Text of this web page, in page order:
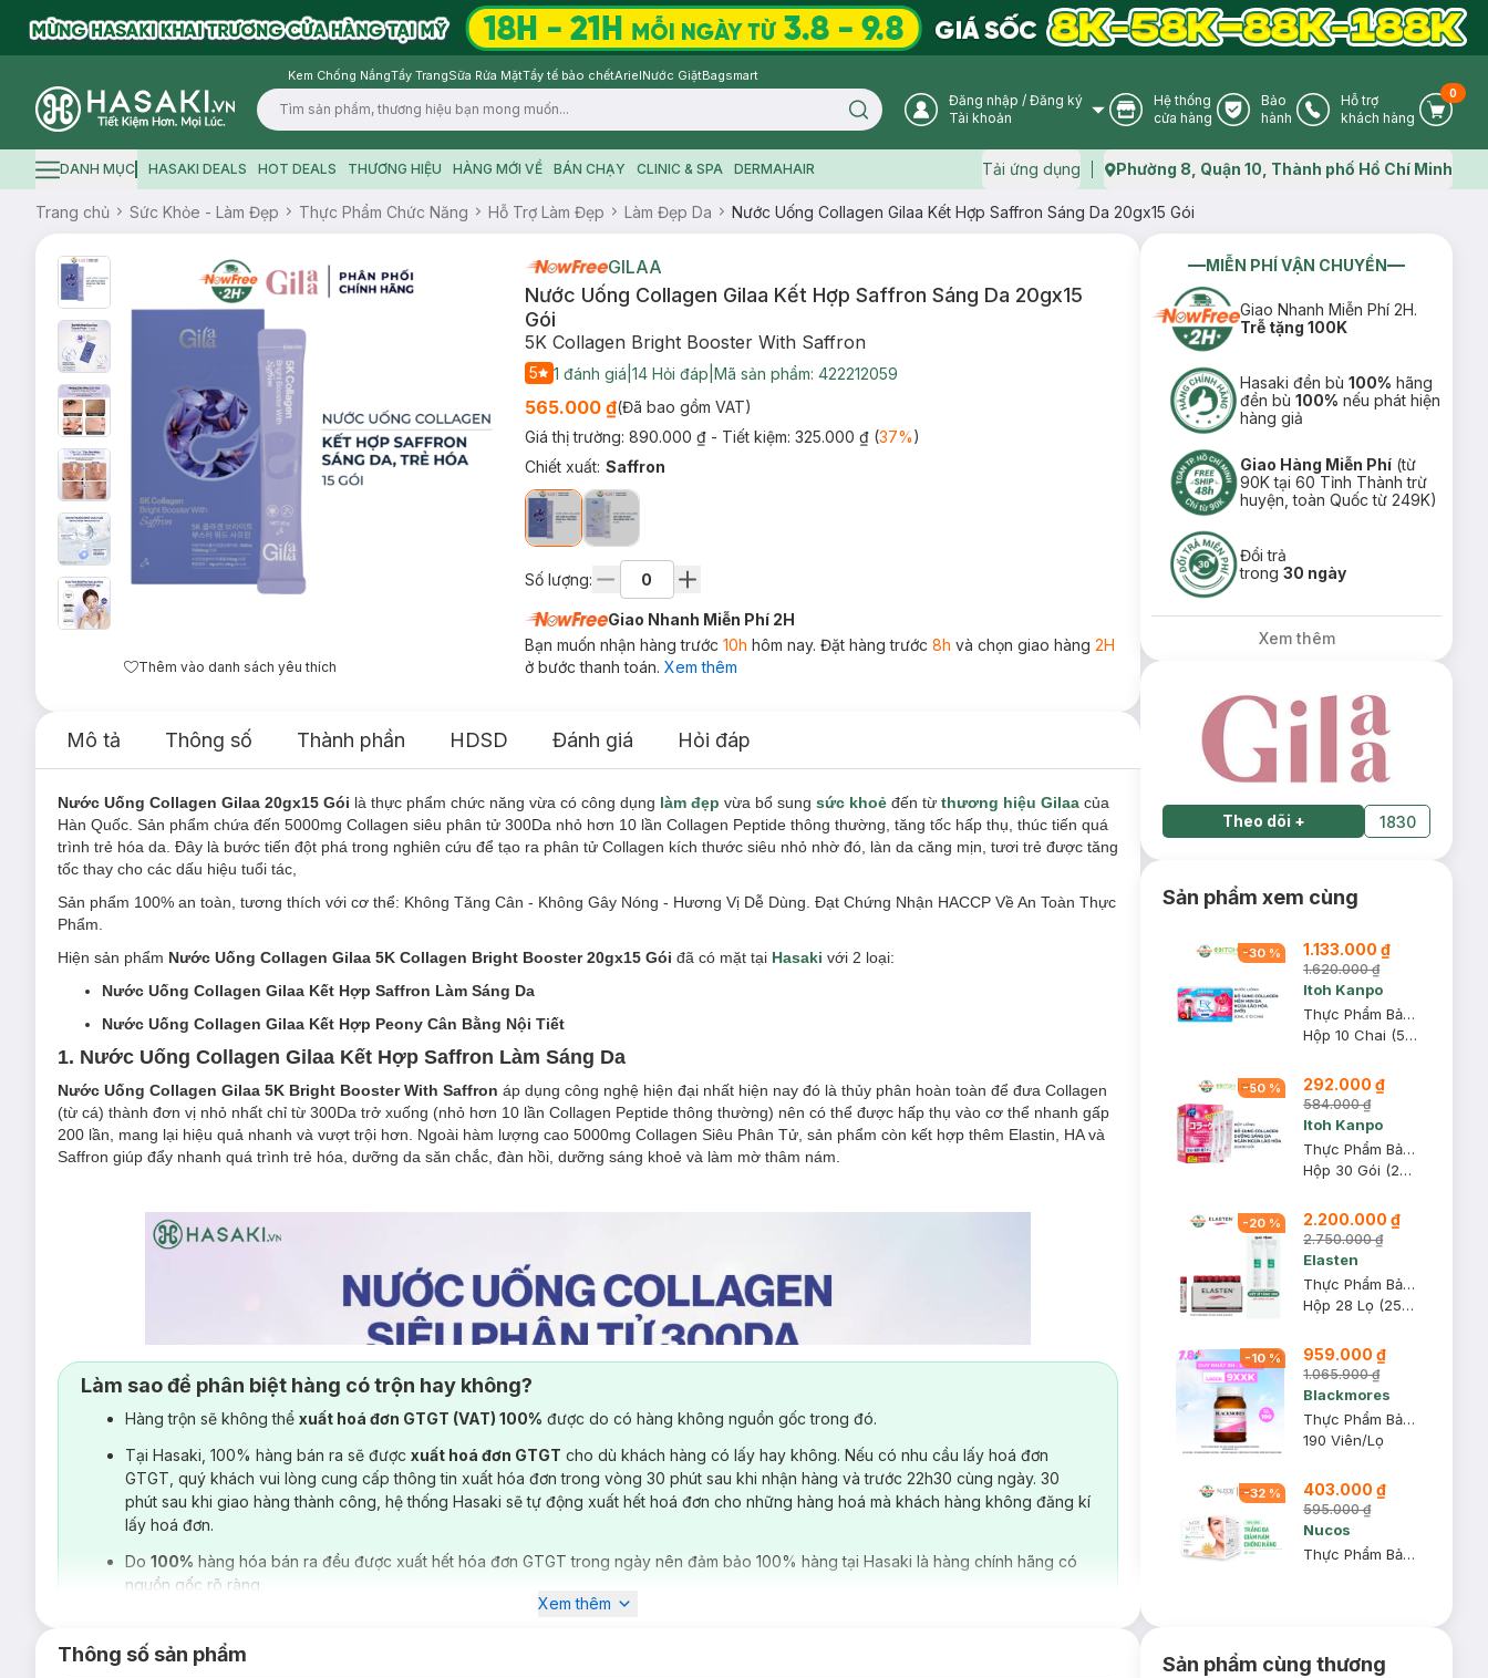
Kem Chống NắngTẩy TrangSữa Rửa MặtTẩy tế bào chếtArielNước GiặtBagsmart
Logo
Search icon User Icon
Đăng nhập / Đăng ký
Tài khoản
Store Icon
Hệ thống
cửa hàng
Warranty Icon
Bảo
hành
Phone Icon
Hỗ trợ
khách hàng
Cart
0
Hamburger icon
DANH MỤC HASAKI DEALS HOT DEALS THƯƠNG HIỆU HÀNG MỚI VỀ BÁN CHẠY CLINIC & SPA DERMAHAIR Tải ứng dụng Map icon
Phường 8, Quận 10, Thành phố Hồ Chí Minh
Trang chủ Sức Khỏe - Làm Đẹp Thực Phẩm Chức Năng Hỗ Trợ Làm Đẹp Làm Đẹp Da Nước Uống Collagen Gilaa Kết Hợp Saffron Sáng Da 20gx15 Gói
Thêm vào danh sách yêu thích
GILAA
Nước Uống Collagen Gilaa Kết Hợp Saffron Sáng Da 20gx15
Gói
5K Collagen Bright Booster With Saffron
5 1 đánh giá 14Hỏi đáp Mã sản phẩm: 422212059
565.000 ₫(Đã bao gồm VAT)
Giá thị trường: 890.000 ₫ - Tiết kiệm: 325.000 ₫(37%)
Chiết xuất: Saffron
Số lượng:
Giao Nhanh Miễn Phí 2H
Bạn muốn nhận hàng trước 10h hôm nay. Đặt hàng trước 8h và chọn giao hàng 2H
ở bước thanh toán. Xem thêm
Mô tả Thông số Thành phần HDSD Đánh giá Hỏi đáp
Nước Uống Collagen Gilaa 20gx15 Gói là thực phẩm chức năng vừa có công dụng làm đẹp vừa bổ sung sức khoẻ đến từ thương hiệu Gilaa của
Hàn Quốc. Sản phẩm chứa đến 5000mg Collagen siêu phân tử 300Da nhỏ hơn 10 lần Collagen Peptide thông thường, tăng tốc hấp thụ, thúc tiến quá
trình trẻ hóa da. Đây là bước tiến đột phá trong nghiên cứu để tạo ra phân tử Collagen kích thước siêu nhỏ nhờ đó, làn da căng mịn, tươi trẻ được tăng
tốc thay cho các dấu hiệu tuổi tác,
Sản phẩm 100% an toàn, tương thích với cơ thể: Không Tăng Cân - Không Gây Nóng - Hương Vị Dễ Dùng. Đạt Chứng Nhận HACCP Về An Toàn Thực
Phẩm.
Hiện sản phẩm Nước Uống Collagen Gilaa 5K Collagen Bright Booster20gx15 Gói đã có mặt tại Hasaki với 2 loại:
Nước Uống Collagen Gilaa Kết Hợp Saffron Làm Sáng Da
Nước Uống Collagen Gilaa Kết Hợp Peony Cân Bằng Nội Tiết
1. Nước Uống Collagen Gilaa Kết Hợp Saffron Làm Sáng Da
Nước Uống Collagen Gilaa 5K Bright Booster With Saffron áp dụng công nghệ hiện đại nhất hiện nay đó là thủy phân hoàn toàn để đưa Collagen
(từ cá) thành đơn vị nhỏ nhất chỉ từ 300Da trở xuống (nhỏ hơn 10 lần Collagen Peptide thông thường) nên có thể được hấp thụ vào cơ thể nhanh gấp
200 lần, mang lại hiệu quả nhanh và vượt trội hơn. Ngoài hàm lượng cao 5000mg Collagen Siêu Phân Tử, sản phẩm còn kết hợp thêm Elastin, HA và
Saffron giúp đẩy nhanh quá trình trẻ hóa, dưỡng da săn chắc, đàn hồi, dưỡng sáng khoẻ và làm mờ thâm nám.
Làm sao để phân biệt hàng có trộn hay không?
Hàng trộn sẽ không thể xuất hoá đơn GTGT (VAT) 100% được do có hàng không nguồn gốc trong đó.
Tại Hasaki, 100% hàng bán ra sẽ được xuất hoá đơn GTGT cho dù khách hàng có lấy hay không. Nếu có nhu cầu lấy hoá đơn
GTGT, quý khách vui lòng cung cấp thông tin xuất hóa đơn trong vòng 30 phút sau khi nhận hàng và trước 22h30 cùng ngày. 30
phút sau khi giao hàng thành công, hệ thống Hasaki sẽ tự động xuất hết hoá đơn cho những hàng hoá mà khách hàng không đăng kí
lấy hoá đơn.
Do 100% hàng hóa bán ra đều được xuất hết hóa đơn GTGT trong ngày nên đảm bảo 100% hàng tại Hasaki là hàng chính hãng có
nguồn gốc rõ ràng.
Xem thêm
Thông số sản phẩm
MIỄN PHÍ VẬN CHUYỂN
Giao Nhanh Miễn Phí 2H.
Trễ tặng 100K
Hasaki đền bù100% hãng
đền bù100% nếu phát hiện
hàng giả
Giao Hàng Miễn Phí (từ
90K tại 60 Tỉnh Thành trừ
huyện, toàn Quốc từ 249K)
Đổi trả
trong30 ngày
Xem thêm
Theo dõi + 1830
Sản phẩm xem cùng
-30 % 1.133.000 ₫
1.620.000 ₫
Itoh Kanpo
Thực Phẩm Bảo Vệ Sức Khỏe EX Placenta
Hộp 10 Chai (50ml/Chai)
-50 % 292.000 ₫
584.000 ₫
Itoh Kanpo
Thực Phẩm Bảo Vệ Sức Khỏe Sapril Collagen 2G
Hộp 30 Gói (2G/Gói)
-20 % 2.200.000 ₫
2.750.000 ₫
Elasten
Thực Phẩm Bảo Vệ Sức Khoẻ Elasten
Hộp 28 Lọ (25ml/Lọ)
-10% 959.000 ₫
1.065.900 ₫
Blackmores
Thực Phẩm Bảo Vệ Sức Khỏe Blackmores Evening Primrose Oil
190 Viên/Lọ
-32 % 403.000 ₫
595.000 ₫
Nucos
Thực Phẩm Bảo Vệ Sức Khỏe Nucos White
Sản phẩm cùng thương